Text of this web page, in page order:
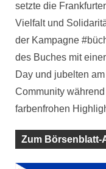
setzte die
Vielfalt und
der Kampagne
des Buches mit
Day und jubelten
Community
farbenfrohen
Zum Börsenblatt-